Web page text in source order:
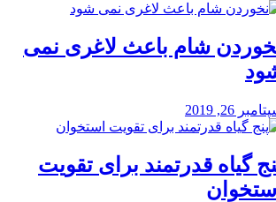
شام باعث لاغری نمی
26, 2019
گیاه قدرتمند برای تقویت
استخوان